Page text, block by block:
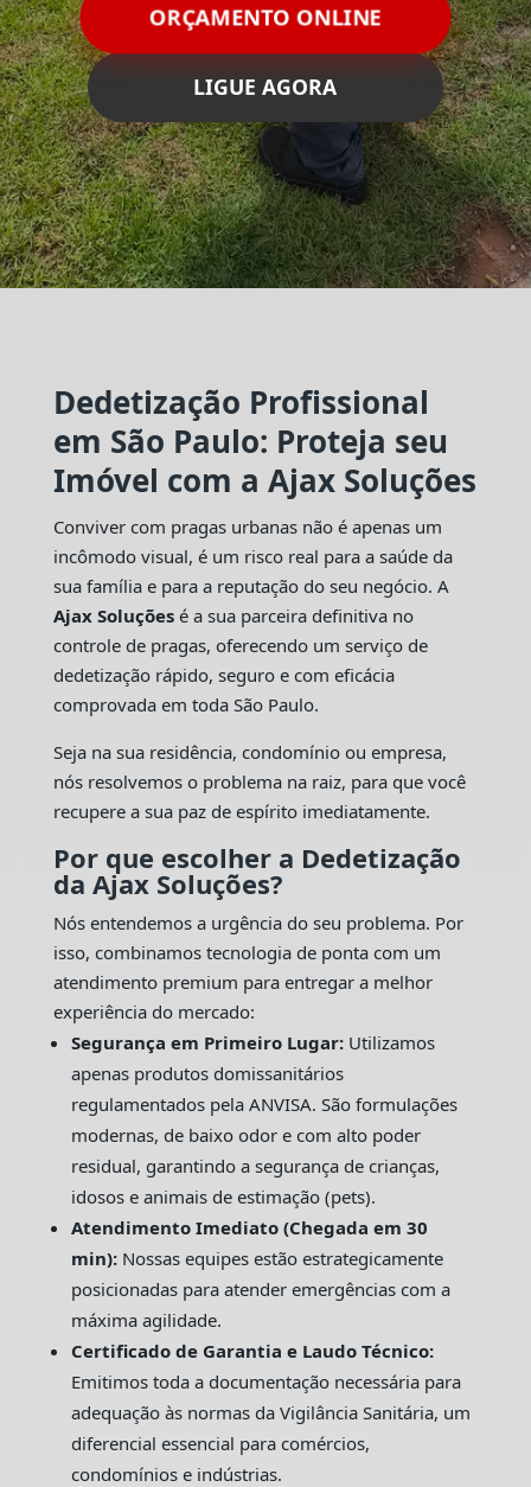
ORÇAMENTO ONLINE
LIGUE AGORA
Dedetização Profissional
em São Paulo: Proteja seu
Imóvel com a Ajax Soluções
Conviver com pragas urbanas não é apenas um
incômodo visual, é um risco real para a saúde da
sua família e para a reputação do seu negócio. A
Ajax Soluçõesé a sua parceira definitiva no
controle de pragas, oferecendo um serviço de
dedetização rápido, seguro e com eficácia
comprovada em toda São Paulo.
Seja na sua residência, condomínio ou empresa,
nós resolvemos o problema na raiz, para que você
recupere a sua paz de espírito imediatamente.
Por que escolher a Dedetização
da Ajax Soluções?
Nós entendemos a urgência do seu problema. Por
isso, combinamos tecnologia de ponta com um
atendimento premium para entregar a melhor
experiência do mercado:
Segurança em Primeiro Lugar:Utilizamos
apenas produtos domissanitários
regulamentados pela ANVISA. São formulações
modernas, de baixo odor e com alto poder
residual, garantindo a segurança de crianças,
idosos e animais de estimação (pets).
Atendimento Imediato (Chegada em 30
min):Nossas equipes estão estrategicamente
posicionadas para atender emergências com a
máxima agilidade.
Certificado de Garantia e Laudo Técnico:
Emitimos toda a documentação necessária para
adequação às normas da Vigilância Sanitária, um
diferencial essencial para comércios,
condomínios e indústrias.